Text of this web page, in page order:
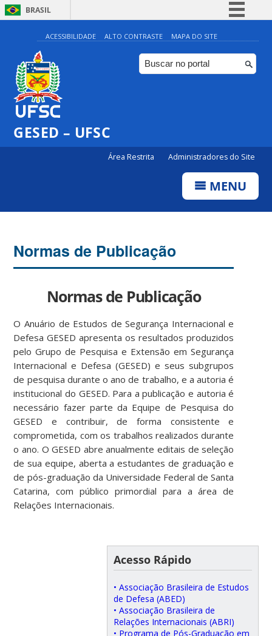
BRASIL
Simplifique!
Comunica BR
Participe
ACESSIBILIDADE ALTO CONTRASTE MAPA DO SITE
GESED – UFSC
Área Restrita Administradores do Site
MENU
Normas de Publicação
Normas de Publicação
O Anuário de Estudos de Segurança Internacional e
Defesa GESED apresenta os resultados produzidos
pelo Grupo de Pesquisa e Extensão em Segurança
Internacional e Defesa (GESED) e seus subgrupos
de pesquisa durante o ano de trabalho, e a autoria é
institucional do GESED. Para a publicação e autoria é
necessário fazer parte da Equipe de Pesquisa do
GESED e contribuir, de forma consistente e
comprometida, com os trabalhos realizados durante
o ano. O GESED abre anualmente editais de seleção
de sua equipe, aberta a estudantes de graduação e
de pós-graduação da Universidade Federal de Santa
Catarina, com público primordial para a área de
Relações Internacionais.
Acesso Rápido
• Associação Brasileira de Estudos
de Defesa (ABED)
• Associação Brasileira de
Relações Internacionais (ABRI)
• Programa de Pós-Graduação em